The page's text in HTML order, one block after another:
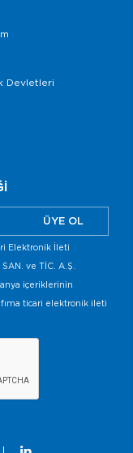
Devletleri
ÜYE OL
Elektronik İleti
ve TİC. A.Ş.
içeriklerinin
ticari elektronik ileti